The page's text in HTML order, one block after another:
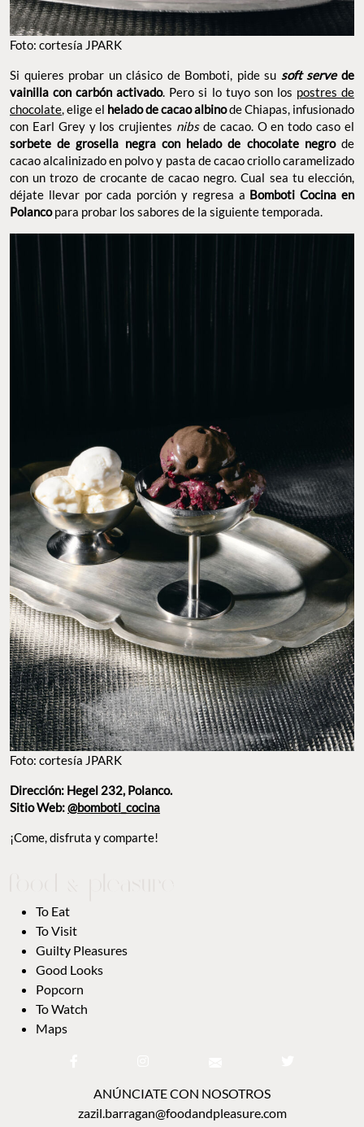
Foto: cortesía JPARK
Si quieres probar un clásico de Bomboti, pide su soft servede
vainilla con carbón activado. Pero si lo tuyo son los postres de
chocolate, elige el helado de cacao albinode Chiapas, infusionado
con Earl Grey y los crujientes nibs de cacao. O en todo caso el
sorbete de grosella negra con helado de chocolate negrode
cacao alcalinizado en polvo y pasta de cacao criollo caramelizado
con un trozo de crocante de cacao negro. Cual sea tu elección,
déjate llevar por cada porción y regresa a Bomboti Cocina en
Polancopara probar los sabores de la siguiente temporada.
Foto: cortesía JPARK
Dirección: Hegel 232, Polanco.
Sitio Web:@bomboti_cocina
¡Come, disfruta y comparte!
To Eat
To Visit
Guilty Pleasures
Good Looks
Popcorn
To Watch
Maps
ANÚNCIATE CON NOSOTROS
zazil.barragan@foodandpleasure.com